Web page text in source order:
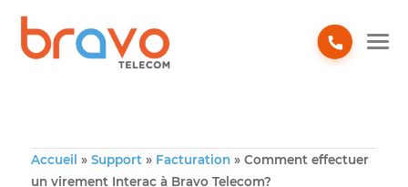
Accueil » Support » Facturation »Comment